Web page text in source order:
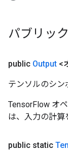
パブリッ
public Output <
テンソルのシン
TensorFlow オ
は、入力の計算
public static